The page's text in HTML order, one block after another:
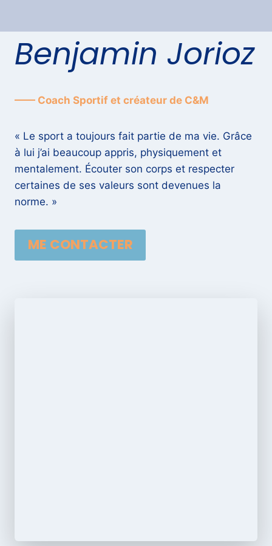
Benjamin Jorioz
—— Coach Sportif et créateur de C&M
« Le sport a toujours fait partie de ma vie. Grâce
à lui j’ai beaucoup appris, physiquement et
mentalement. Écouter son corps et respecter
certaines de ses valeurs sont devenues la
norme. »
ME CONTACTER